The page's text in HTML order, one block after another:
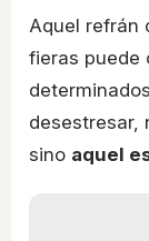
Aquel refrán
fieras puede
desestresar,
sino aquel